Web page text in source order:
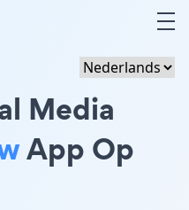
Media
App Op